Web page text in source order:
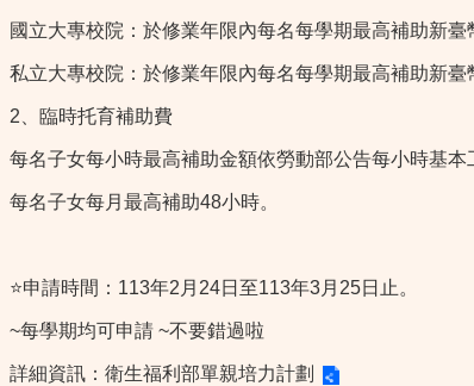
國立大專校院：於修業年限內每名每學期最高補助新臺
私立大專校院：於修業年限內每名每學期最高補助新臺
2、臨時托育補助費
每名子女每小時最高補助金額依勞動部公告每小時基本
每名子女每月最高補助48小時。
⭐️申請時間：113年2月24日至113年3月25日止。
~每學期均可申請 ~不要錯過啦
詳細資訊： 衛生福利部單親培力計劃